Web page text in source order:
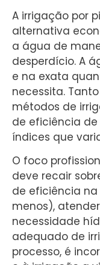
A irrigação por
alternativa
a água de
desperdício. A
e na exata
necessita.
métodos de
de eficiência
índices que
O foco
deve recair
de eficiência
menos),
necessidade
adequado de
processo, é